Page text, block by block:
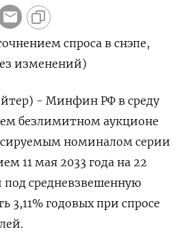
спроса в снэпе,
изменений)
- Минфин РФ в среду
безлимитном аукционе
номиналом серии
11 мая 2033 года на 22
средневзвешенную
3,11% годовых при спросе